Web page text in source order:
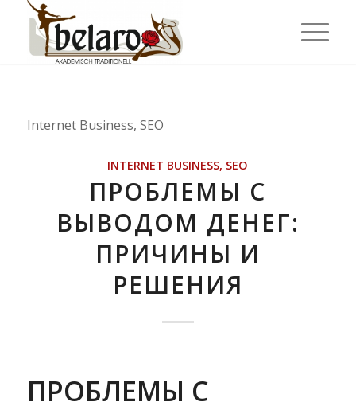
Internet Business, SEO
INTERNET BUSINESS, SEO
ПРОБЛЕМЫ С
ВЫВОДОМ ДЕНЕГ:
ПРИЧИНЫ И
РЕШЕНИЯ
ПРОБЛЕМЫ С